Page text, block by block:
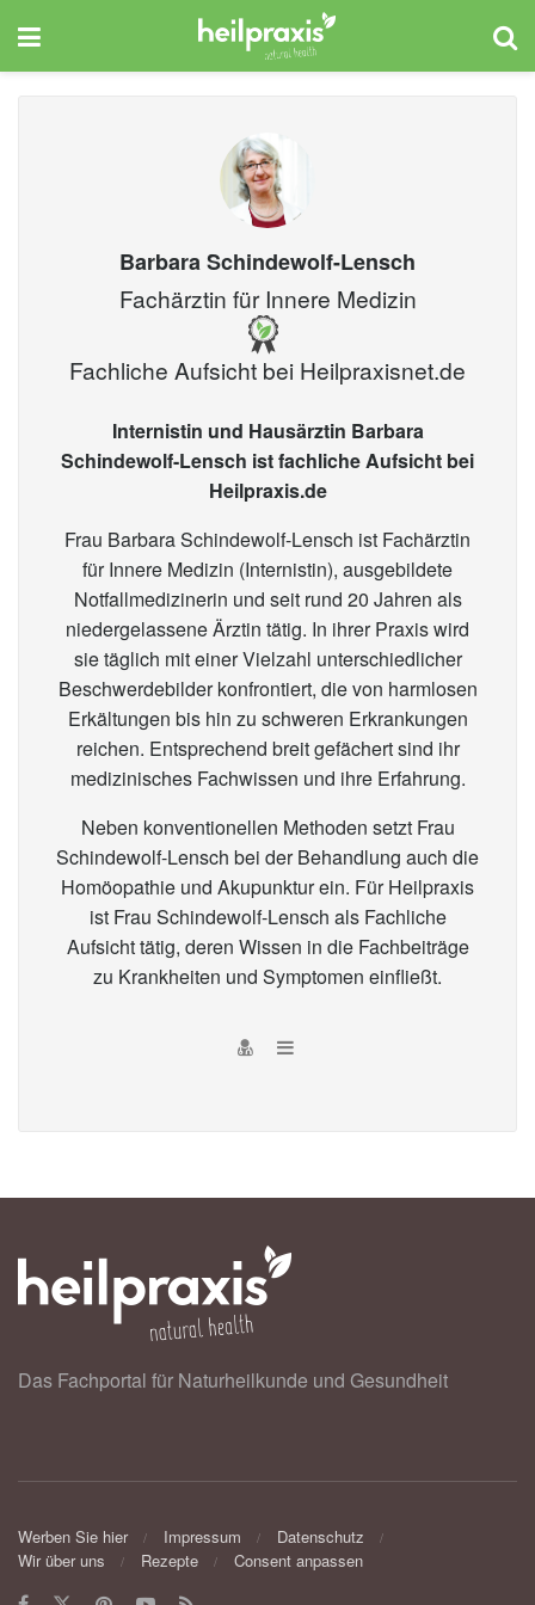
Barbara Schindewolf-Lensch
Fachärztin für Innere Medizin
Fachliche Aufsicht bei Heilpraxisnet.de
Internistin und Hausärztin Barbara
Schindewolf-Lensch ist fachliche Aufsicht bei
Heilpraxis.de
Frau Barbara Schindewolf-Lensch ist Fachärztin
für Innere Medizin (Internistin), ausgebildete
Notfallmedizinerin und seit rund 20 Jahren als
niedergelassene Ärztin tätig. In ihrer Praxis wird
sie täglich mit einer Vielzahl unterschiedlicher
Beschwerdebilder konfrontiert, die von harmlosen
Erkältungen bis hin zu schweren Erkrankungen
reichen. Entsprechend breit gefächert sind ihr
medizinisches Fachwissen und ihre Erfahrung.
Neben konventionellen Methoden setzt Frau
Schindewolf-Lensch bei der Behandlung auch die
Homöopathie und Akupunktur ein. Für Heilpraxis
ist Frau Schindewolf-Lensch als Fachliche
Aufsicht tätig, deren Wissen in die Fachbeiträge
zu Krankheiten und Symptomen einfließt.
Das Fachportal für Naturheilkunde und Gesundheit
Werben Sie hier Impressum
Datenschutz
Wir über uns
Rezepte Consent anpassen